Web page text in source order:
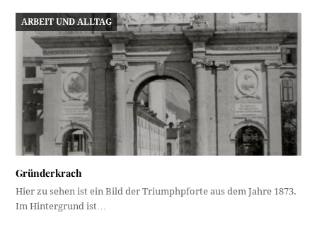
ARBEIT UND ALLTAG
Gründerkrach
Hier zu sehen ist ein Bild der Triumphpforte aus dem Jahre 1873.
Im Hintergrund ist…